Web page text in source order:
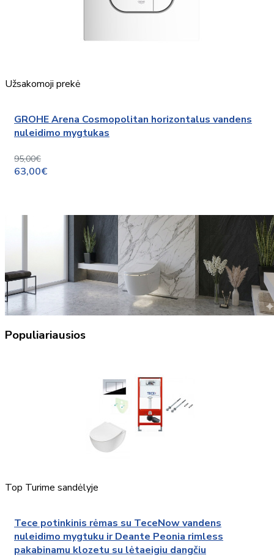
Užsakomoji prekė
GROHE Arena Cosmopolitan horizontalus vandens
nuleidimo mygtukas
95,00€
63,00€
Populiariausios
Top Turime sandėlyje
Tece potinkinis rėmas su TeceNow vandens
nuleidimo mygtuku ir Deante Peonia rimless
pakabinamu klozetu su lėtaeigiu dangčiu